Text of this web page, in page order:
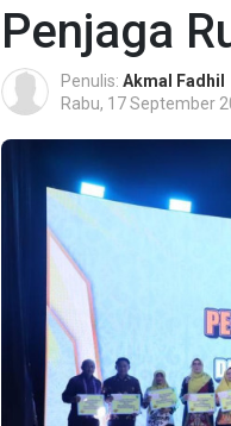
Penjaga
Penulis: Akmal Fadhil
Rabu, 17 September